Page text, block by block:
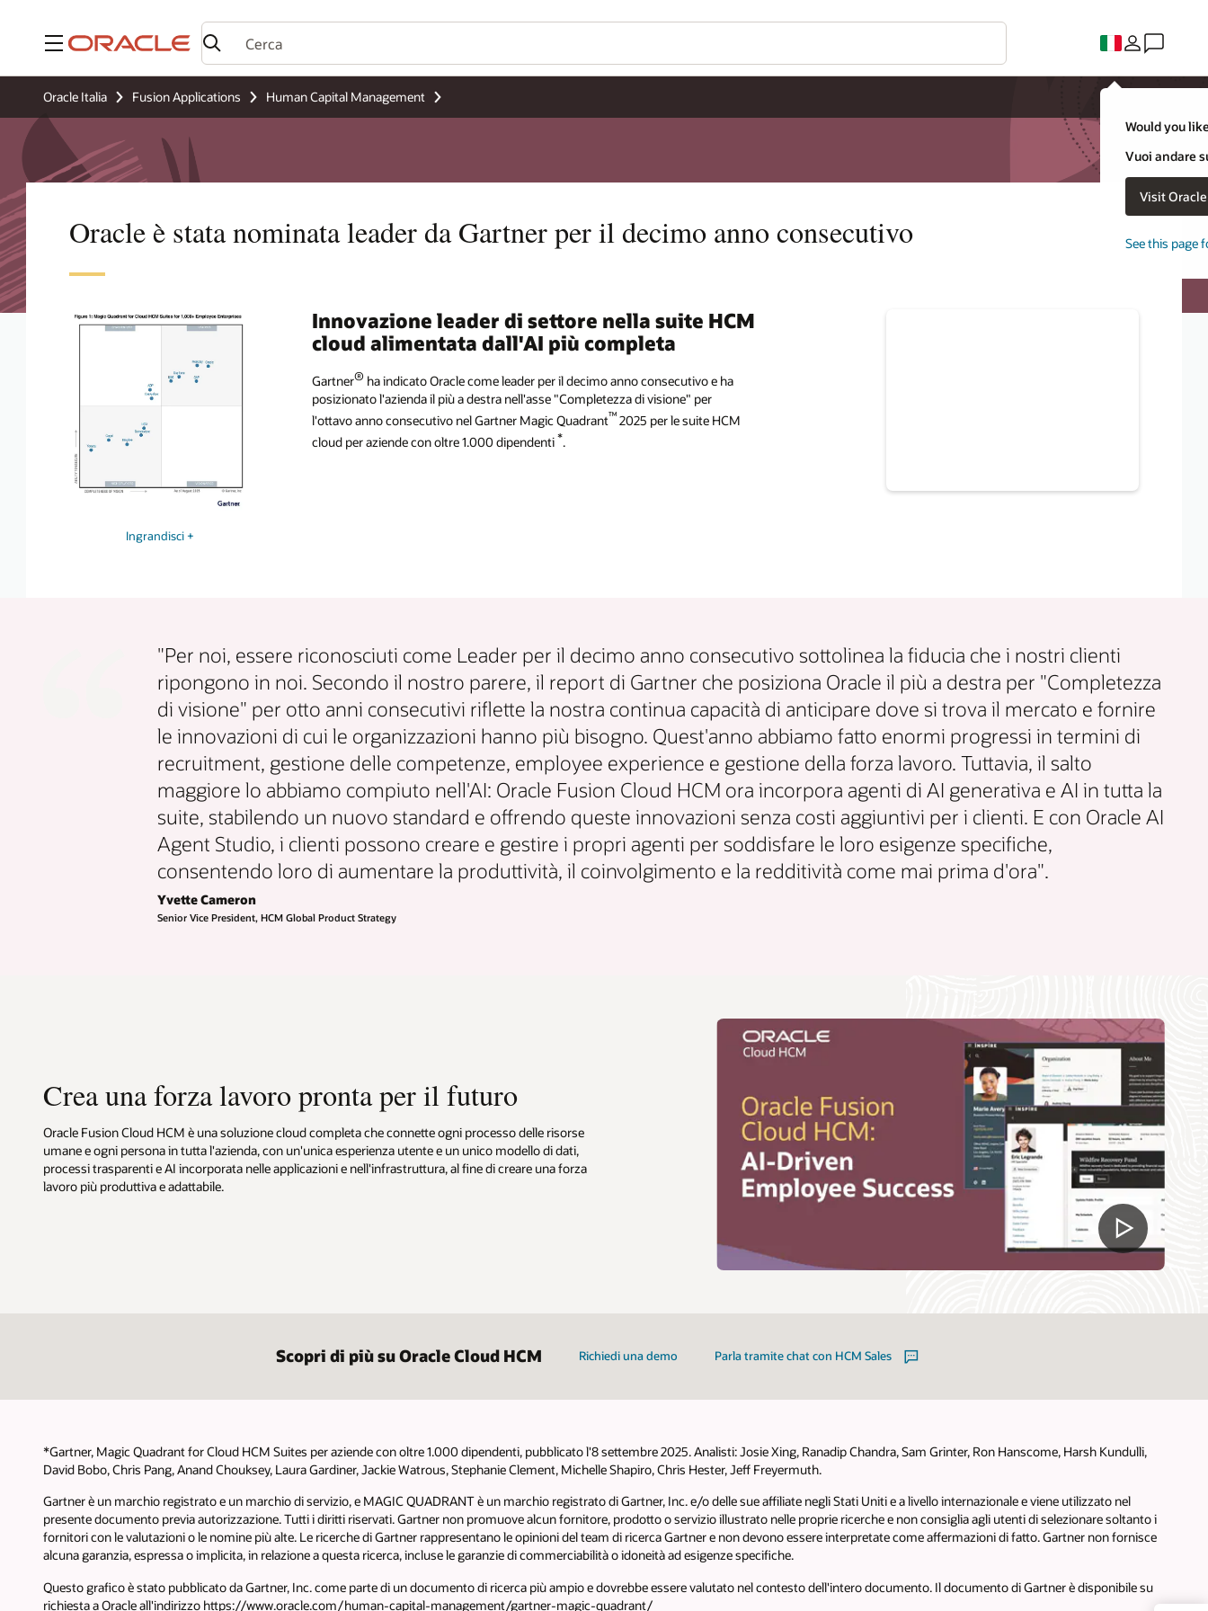
Menu
Would you
Vuoi andare
Visit
See this page
Oracle Italia Fusion Applications Human Capital Management
Oracle è stata nominata leader da Gartner per il decimo anno consecutivo
Ingrandisci +
Innovazione leader di settore nella suite HCM
cloud alimentata dall'AI più completa
Gartner® ha indicato Oracle come leader per il decimo anno consecutivo e ha
posizionato l'azienda il più a destra nell'asse "Completezza di visione" per
l'ottavo anno consecutivo nel Gartner Magic Quadrant™2025 per le suite HCM
cloud per aziende con oltre 1.000 dipendenti*.
"Per noi, essere riconosciuti come Leader per il decimo anno consecutivo sottolinea la fiducia che i nostri clienti
ripongono in noi. Secondo il nostro parere, il report di Gartner che posiziona Oracle il più a destra per "Completezza
di visione" per otto anni consecutivi riflette la nostra continua capacità di anticipare dove si trova il mercato e fornire
le innovazioni di cui le organizzazioni hanno più bisogno. Quest'anno abbiamo fatto enormi progressi in termini di
recruitment, gestione delle competenze, employee experience e gestione della forza lavoro. Tuttavia, il salto
maggiore lo abbiamo compiuto nell'AI: Oracle Fusion Cloud HCM ora incorpora agenti di AI generativa e AI in tutta la
suite, stabilendo un nuovo standard e offrendo queste innovazioni senza costi aggiuntivi per i clienti. E con Oracle AI
Agent Studio, i clienti possono creare e gestire i propri agenti per soddisfare le loro esigenze specifiche,
consentendo loro di aumentare la produttività, il coinvolgimento e la redditività come mai prima d'ora".
Yvette Cameron
Senior Vice President, HCM Global Product Strategy
Crea una forza lavoro pronta per il futuro
Oracle Fusion Cloud HCM è una soluzione cloud completa che connette ogni processo delle risorse
umane e ogni persona in tutta l'azienda, con un'unica esperienza utente e un unico modello di dati,
processi trasparenti e AI incorporata nelle applicazioni e nell'infrastruttura, al fine di creare una forza
lavoro più produttiva e adattabile.
Scopri di più su Oracle Cloud HCM Richiedi una demo Parla tramite chat con HCM Sales
*Gartner, Magic Quadrant for Cloud HCM Suites per aziende con oltre 1.000 dipendenti, pubblicato l'8 settembre 2025. Analisti: Josie Xing, Ranadip Chandra, Sam Grinter, Ron Hanscome, Harsh Kundulli,
David Bobo, Chris Pang, Anand Chouksey, Laura Gardiner, Jackie Watrous, Stephanie Clement, Michelle Shapiro, Chris Hester, Jeff Freyermuth.
Gartner è un marchio registrato e un marchio di servizio, e MAGIC QUADRANT è un marchio registrato di Gartner, Inc. e/o delle sue affiliate negli Stati Uniti e a livello internazionale e viene utilizzato nel
presente documento previa autorizzazione. Tutti i diritti riservati. Gartner non promuove alcun fornitore, prodotto o servizio illustrato nelle proprie ricerche e non consiglia agli utenti di selezionare soltanto i
fornitori con le valutazioni o le nomine più alte. Le ricerche di Gartner rappresentano le opinioni del team di ricerca Gartner e non devono essere interpretate come affermazioni di fatto. Gartner non fornisce
alcuna garanzia, espressa o implicita, in relazione a questa ricerca, incluse le garanzie di commerciabilità o idoneità ad esigenze specifiche.
Questo grafico è stato pubblicato da Gartner, Inc. come parte di un documento di ricerca più ampio e dovrebbe essere valutato nel contesto dell'intero documento. Il documento di Gartner è disponibile su
richiesta a Oracle all'indirizzo https://www.oracle.com/human-capital-management/gartner-magic-quadrant/